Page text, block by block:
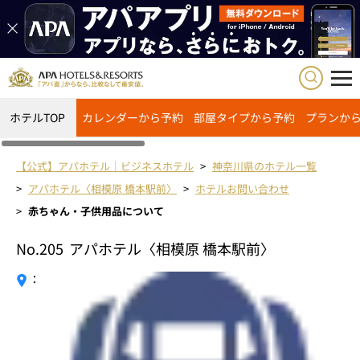
ホテルTOP カレンダーから予約 部屋タイプから予約 プランか
【公式】アパホテル｜ビジネスホテル
神奈川県のホテル一覧
アパホテル〈相模原 橋本駅前〉
ホテルお問い合わせ
赤ちゃん・子供用品について
No.205 アパホテル〈相模原 橋本駅前〉
：